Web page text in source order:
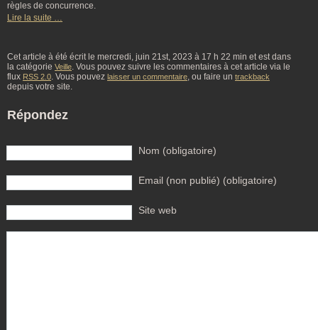
règles de concurrence.
Lire la suite …
Cet article à été écrit le mercredi, juin 21st, 2023 à 17 h 22 min et est dans
la catégorie Veille. Vous pouvez suivre les commentaires à cet article via le
flux RSS 2.0. Vous pouvez laisser un commentaire, ou faire un trackback
depuis votre site.
Répondez
Nom (obligatoire)
Email (non publié) (obligatoire)
Site web